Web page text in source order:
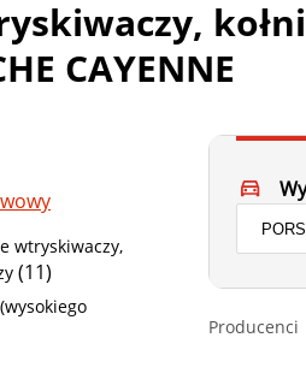
CAYENNE
wtryskiwaczy,
(11)
Producenci